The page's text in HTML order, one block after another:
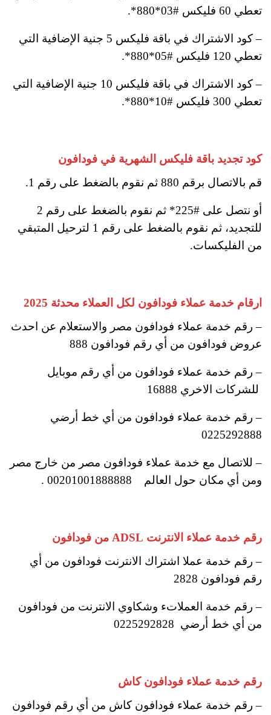
تعطي 60 فليكس #03*880*.
– كود الاشتراك في باقة فليكس 5 جنية الإضافية التي
تعطي 120 فليكس #05*880*.
– كود الاشتراك في باقة فليكس 10 جنية الإضافية التي
تعطي 300 فليكس #10*880*.
كود تجديد باقة فليكس الشهرية في فودافون
قم بالاتصال برقم 880 ثم نقوم بالضغط على رقم 1.
أو نتصل على #225* ثم نقوم بالضغط على رقم 2
للتجديد، ثم نقوم بالضغط على رقم 1 لترحيل المتبقي
من الفليكسات.
ارقام خدمة عملاء فودافون لكل العملاء محدثة 2025
– رقم خدمة عملاء فودافون مصر والاستعلام عن احدث
عروض فودافون من أي رقم فودافون 888
– رقم خدمة عملاء فودافون من أي رقم موبايل
للشركات الاخري 16888
– رقم خدمة عملاء فودافون من أي خط أرضي
0225292888
– للاتصال مع خدمة عملاء فودافون مصر من خارج مصر
ومن أي مكان حول العالم 00201001888888 .
رقم خدمة عملاء الانترنت ADSL من فودافون
– رقم خدمة عملا اشتراك الانترنت فودافون من أي
رقم فودافون 2828
– رقم خدمة العملاتء وشكاوي الانترنت من فودافون
من أي خط أرضي 0225292828
رقم خدمة عملاء فودافون كاش
– رقم خدمة عملاء فودافون كاش من أي رقم فودافون